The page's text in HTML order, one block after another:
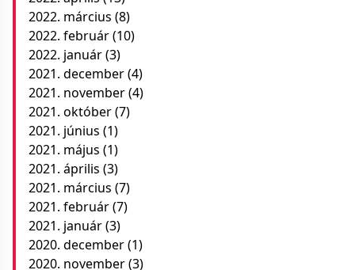
2022. március (8)
2022. február(10)
2022. január(3)
2021. december(4)
2021. november(4)
2021. október(7)
2021. június (1)
2021. május (1)
2021. április (3)
2021. március (7)
2021. február(7)
2021. január(3)
2020. december(1)
2020. november(3)